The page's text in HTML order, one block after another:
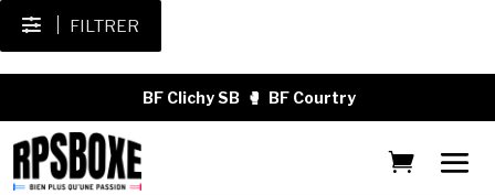
FILTRER
BF Clichy SB 🥊 BF Courtry